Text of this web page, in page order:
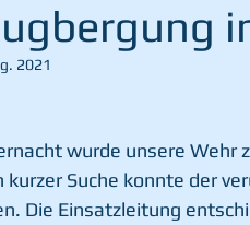
2021
wurde unsere Wehr
kurzer Suche konnte der
Die Einsatzleitung